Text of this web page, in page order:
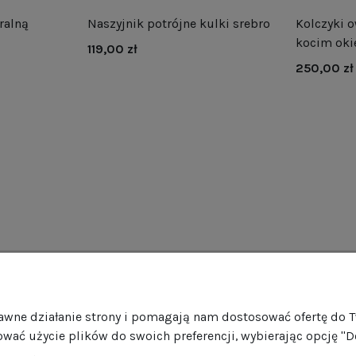
Naszyjnik potrójne kulki srebro
119,00 zł
Kolczyki
kocim
250,00 zł
Dostawa
działanie strony i pomagają nam dostosować ofertę do
użycie plików do swoich preferencji, wybierając opcję